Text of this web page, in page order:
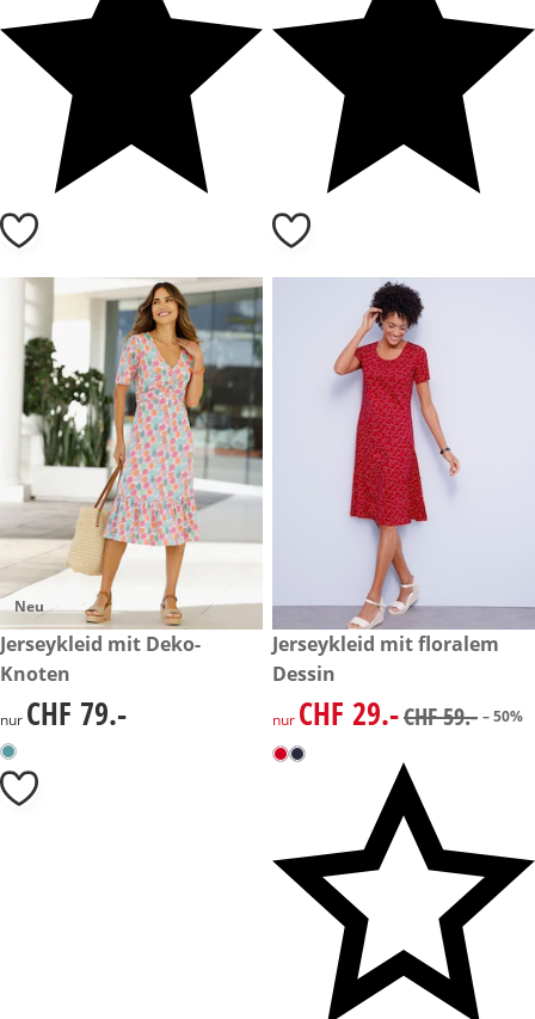
Neu
CHF 79.-
Jerseykleid mit Deko-
Knoten
CHF 79.-
nur CHF 79.-
reduzierter Preis CHF 29.-,
-50%
Jerseykleid mit floralem
Dessin
reduzierter Preis CHF 29.-,
nur CHF 29.-CHF 59.- – 50%